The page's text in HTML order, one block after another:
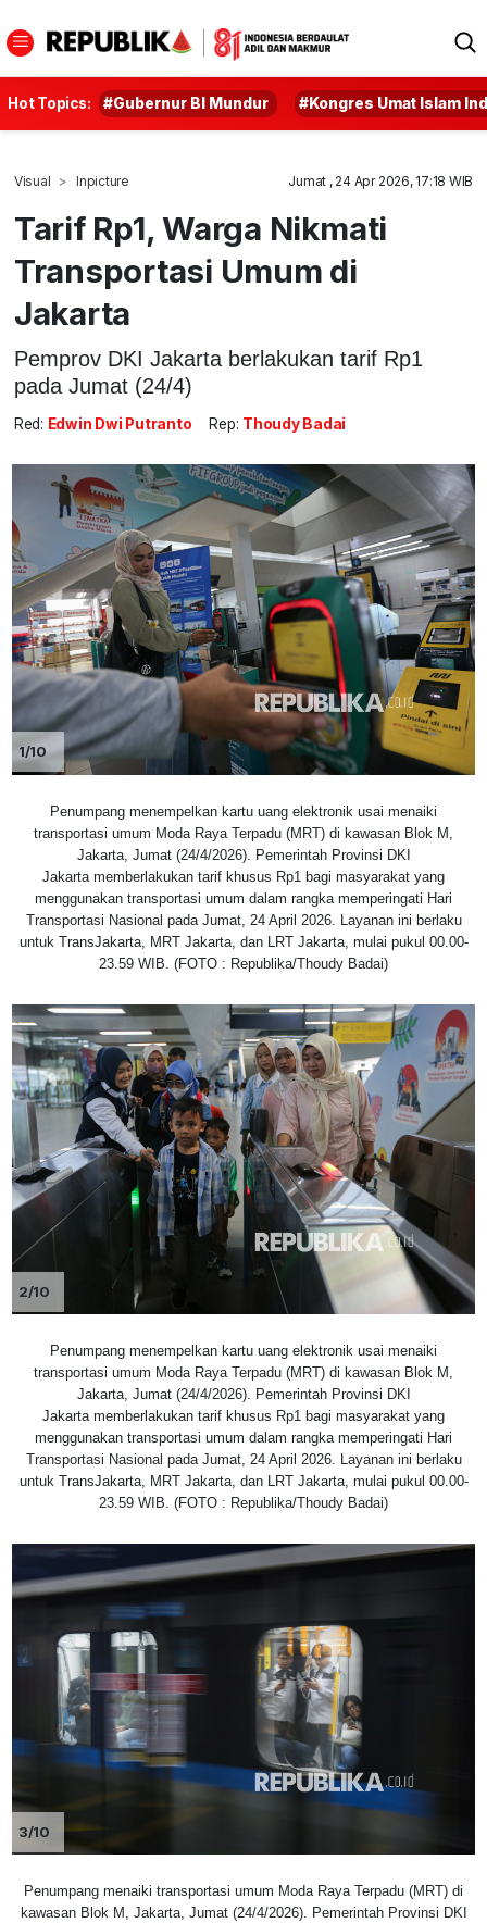
Hot Topics: #Gubernur BI Mundur #Kongres Umat Islam
Visual Inpicture Jumat , 24 Apr 2026, 17:18 WIB
Tarif Rp1, Warga Nikmati
Transportasi Umum di
Jakarta
Pemprov DKI Jakarta berlakukan tarif Rp1
pada Jumat (24/4)
Red: Edwin Dwi Putranto Rep: Thoudy Badai
1/10
Penumpang menempelkan kartu uang elektronik usai menaiki
transportasi umum Moda Raya Terpadu (MRT) di kawasan Blok M,
Jakarta, Jumat (24/4/2026). Pemerintah Provinsi DKI
Jakarta memberlakukan tarif khusus Rp1 bagi masyarakat yang
menggunakan transportasi umum dalam rangka memperingati Hari
Transportasi Nasional pada Jumat, 24 April 2026. Layanan ini berlaku
untuk TransJakarta, MRT Jakarta, dan LRT Jakarta, mulai pukul 00.00-
23.59 WIB. (FOTO : Republika/Thoudy Badai)
2/10
Penumpang menempelkan kartu uang elektronik usai menaiki
transportasi umum Moda Raya Terpadu (MRT) di kawasan Blok M,
Jakarta, Jumat (24/4/2026). Pemerintah Provinsi DKI
Jakarta memberlakukan tarif khusus Rp1 bagi masyarakat yang
menggunakan transportasi umum dalam rangka memperingati Hari
Transportasi Nasional pada Jumat, 24 April 2026. Layanan ini berlaku
untuk TransJakarta, MRT Jakarta, dan LRT Jakarta, mulai pukul 00.00-
23.59 WIB. (FOTO : Republika/Thoudy Badai)
3/10
Penumpang menaiki transportasi umum Moda Raya Terpadu (MRT) di
kawasan Blok M, Jakarta, Jumat (24/4/2026). Pemerintah Provinsi DKI